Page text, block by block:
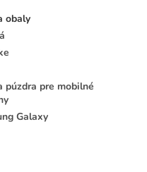
obaly
púzdra pre mobilné
Galaxy